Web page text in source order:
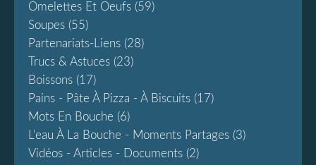
Omelettes Et Oeufs (59)
Soupes (55)
Partenariats-Liens (28)
Trucs & Astuces (23)
Boissons (17)
Pains - Pâte À Pizza - À Biscuits (17)
Mots En Bouche (6)
L'eau À La Bouche - Moments Partages (3)
Vidéos - Articles - Documents (2)